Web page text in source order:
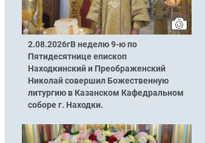
2.08.2026гВ неделю 9-ю по
Пятидесятнице епископ
Находкинский и Преображенский
Николай совершил Божественную
литургию в Казанском Кафедральном
соборе г. Находки.